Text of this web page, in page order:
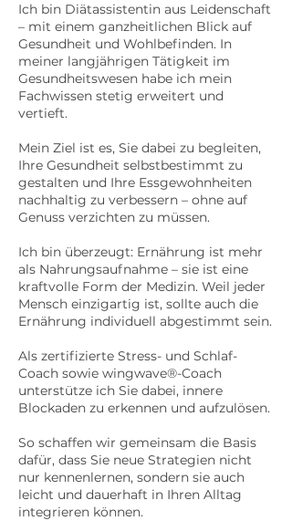
Ich bin Diätassistentin aus Leidenschaft
– mit einem ganzheitlichen Blick auf
Gesundheit und Wohlbefinden. In
meiner langjährigen Tätigkeit im
Gesundheitswesen habe ich mein
Fachwissen stetig erweitert und
vertieft.
Mein Ziel ist es, Sie dabei zu begleiten,
Ihre Gesundheit selbstbestimmt zu
gestalten und Ihre Essgewohnheiten
nachhaltig zu verbessern – ohne auf
Genuss verzichten zu müssen.
Ich bin überzeugt: Ernährung ist mehr
als Nahrungsaufnahme – sie ist eine
kraftvolle Form der Medizin. Weil jeder
Mensch einzigartig ist, sollte auch die
Ernährung individuell abgestimmt sein.
Als zertifizierte Stress- und Schlaf-
Coach sowie wingwave®-Coach
unterstütze ich Sie dabei, innere
Blockaden zu erkennen und aufzulösen.
So schaffen wir gemeinsam die Basis
dafür, dass Sie neue Strategien nicht
nur kennenlernen, sondern sie auch
leicht und dauerhaft in Ihren Alltag
integrieren können.